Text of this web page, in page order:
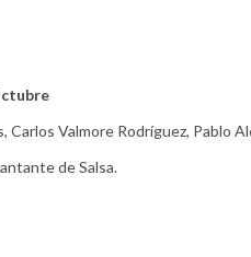
Carlos Valmore Rodríguez, Pablo
de Salsa.